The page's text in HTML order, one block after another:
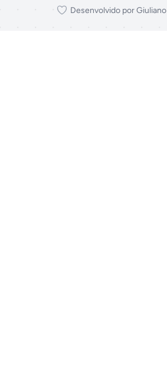
Desenvolvido por